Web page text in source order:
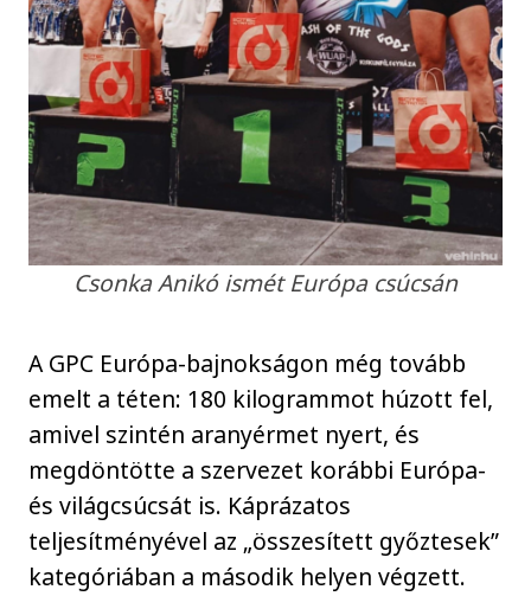
Csonka Anikó ismét Európa csúcsán
A GPC Európa-bajnokságon még tovább
emelt a téten: 180 kilogrammot húzott fel,
amivel szintén aranyérmet nyert, és
megdöntötte a szervezet korábbi Európa-
és világcsúcsát is. Káprázatos
teljesítményével az „összesített győztesek”
kategóriában a második helyen végzett.